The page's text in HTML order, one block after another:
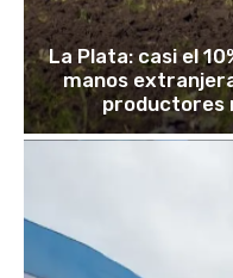
La Plata: casi el
manos
productores